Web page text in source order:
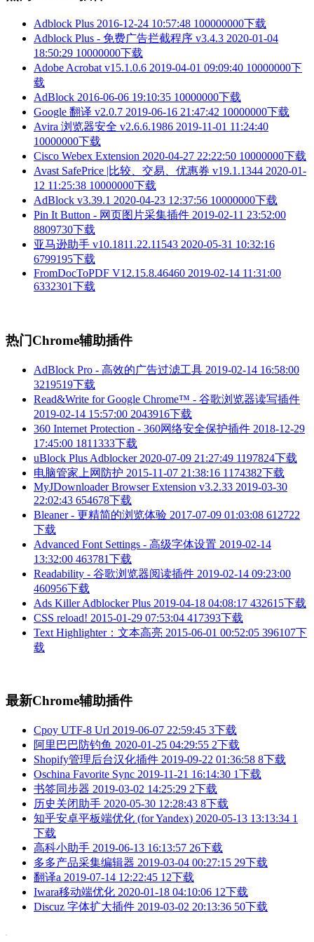
Adblock Plus 2016-12-24 10:57:48 100000000下载
Adblock Plus - 免费广告拦截程序 v3.4.3 2020-01-04
18:50:29 10000000下载
Adobe Acrobat v15.1.0.6 2019-04-01 09:09:40 10000000下
载
AdBlock 2016-06-06 19:10:35 10000000下载
Google 翻译 v2.0.7 2019-06-16 21:47:42 10000000下载
Avira 浏览器安全 v2.6.6.1986 2019-11-01 11:24:40
10000000下载
Cisco Webex Extension 2020-04-27 22:22:50 10000000下载
Avast SafePrice |比较、交易、优惠券 v19.1.1344 2020-01-
12 11:25:38 10000000下载
AdBlock v3.39.1 2020-04-23 12:37:56 10000000下载
Pin It Button - 网页图片采集插件 2019-02-11 23:52:00
8809730下载
亚马逊助手 v10.1811.22.11543 2020-05-31 10:32:16
6799195下载
FromDocToPDF V12.15.8.46460 2019-02-14 11:31:00
6332301下载
热门Chrome辅助插件
AdBlock Pro - 高效的广告过滤工具 2019-02-14 16:58:00
3219519下载
Read&Write for Google Chrome™ - 谷歌浏览器读写插件
2019-02-14 15:57:00 2043916下载
360 Internet Protection - 360网络安全保护插件 2018-12-29
17:45:00 1811333下载
uBlock Plus Adblocker 2020-07-09 21:27:49 1197824下载
电脑管家上网防护 2015-11-07 21:38:16 1174382下载
MyJDownloader Browser Extension v3.2.33 2019-03-30
22:02:43 654678下载
Bleaner - 更精简的浏览体验 2017-07-09 01:03:08 612722
下载
Advanced Font Settings - 高级字体设置 2019-02-14
13:32:00 463781下载
Readability - 谷歌浏览器阅读插件 2019-02-14 09:23:00
460956下载
Ads Killer Adblocker Plus 2019-04-18 04:08:17 432615下载
CSS reload! 2015-01-29 07:53:04 417393下载
Text Highlighter：文本高亮 2015-06-01 00:52:05 396107下
载
最新Chrome辅助插件
Cpoy UTF-8 Url 2019-06-07 22:59:45 3下载
阿里巴巴防钓鱼 2020-01-25 04:29:55 2下载
Shopify管理后台汉化插件 2019-09-22 01:36:58 8下载
Oschina Favorite Sync 2019-11-21 16:14:30 1下载
书签同步器 2019-03-02 14:25:29 2下载
历史关闭助手 2020-05-30 12:28:43 8下载
知乎安卓平板端优化 (for Yandex) 2020-05-13 13:13:34 1
下载
高科小助手 2019-06-13 16:13:57 26下载
多多产品采集编辑器 2019-03-04 00:27:15 29下载
翻译a 2019-07-14 12:22:45 12下载
Iwara移动端优化 2020-01-18 04:10:06 12下载
Discuz 字体扩大插件 2019-03-02 20:13:36 50下载